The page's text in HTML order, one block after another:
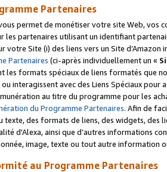
Partenaires
permet de monétiser votre site Web, vos
les partenaires utilisant un identifiant
votre Site (i) des liens vers un Site d’Amazon
Partenaires (ci-après individuellement un «
les formats spéciaux de liens formatés que
interagissent avec des Liens Spéciaux
au titre du programme pour les
du Programme Partenaires. Afin de
texte, des formats de liens, des widgets,
d'Alexa, ainsi que d’autres informations
image, texte ou tout autre information
au Programme Partenaires